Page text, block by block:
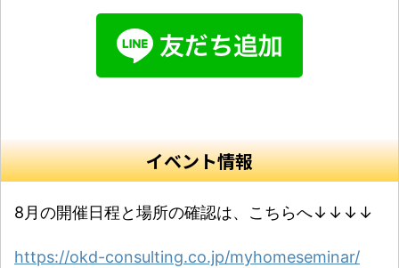
イベント情報
8月の開催日程と場所の確認は、こちらへ↓↓↓↓
https://okd-consulting.co.jp/myhomeseminar/